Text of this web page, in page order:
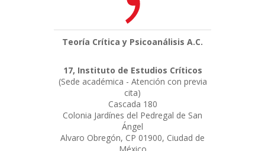
Teoría Crítica y Psicoanálisis A.C.
17, Instituto de Estudios Críticos
(Sede académica - Atención con previa
cita)
Cascada 180
Colonia Jardínes del Pedregal de San
Ángel
Alvaro Obregón, CP 01900, Ciudad de